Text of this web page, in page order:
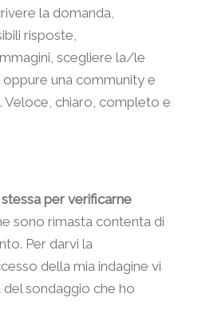
la domanda,
risposte,
scegliere la/le
una community e
Veloce, chiaro, completo e
per verificarne
sono rimasta contenta di
Per darvi la
della mia indagine vi
sondaggio che ho